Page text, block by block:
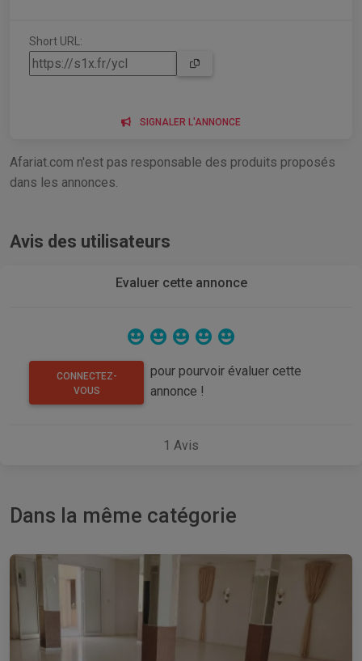
Short URL:
SIGNALER L'ANNONCE
Afariat.com n'est pas responsable des produits proposés
dans les annonces.
Avis des utilisateurs
Evaluer cette annonce
CONNECTEZ-
VOUS
pour pourvoir évaluer cette
annonce !
1 Avis
Dans la même catégorie